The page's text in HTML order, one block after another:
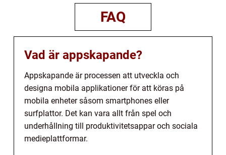
FAQ
Vad är appskapande?
Appskapande är processen att utveckla och
designa mobila applikationer för att köras på
mobila enheter såsom smartphones eller
surfplattor. Det kan vara allt från spel och
underhållning till produktivitetsappar och sociala
medieplattformar.